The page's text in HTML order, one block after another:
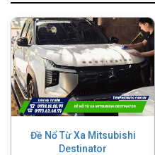
Đề Nổ Từ Xa Mitsubishi
Destinator